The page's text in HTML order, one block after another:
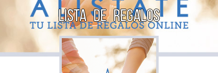
LISTA DE REGALOS